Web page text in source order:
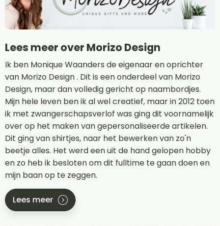
Lees meer over Morizo Design
Ik ben Monique Waanders de eigenaar en oprichter
van Morizo Design . Dit is een onderdeel van Morizo
Design, maar dan volledig gericht op naambordjes.
Mijn hele leven ben ik al wel creatief, maar in 2012 toen
ik met zwangerschapsverlof was ging dit voornamelijk
over op het maken van gepersonaliseerde artikelen.
Dit ging van shirtjes, naar het bewerken van zo'n
beetje alles. Het werd een uit de hand gelopen hobby
en zo heb ik besloten om dit fulltime te gaan doen en
mijn baan op te zeggen.
Lees meer